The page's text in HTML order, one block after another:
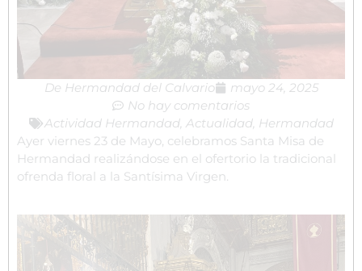
De Hermandad del Calvario
mayo 24, 2025
No hay comentarios
Actividad Hermandad, Actualidad, Hermandad
Ayer viernes 23 de Mayo, celebramos Santa Misa de
Hermandad realizándose en el ofertorio la tradicional
ofrenda floral a la Santísima Virgen.